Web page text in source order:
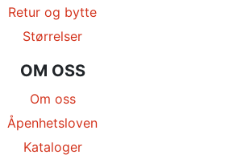
Retur og bytte
Størrelser
OM OSS
Om oss
Åpenhetsloven
Kataloger